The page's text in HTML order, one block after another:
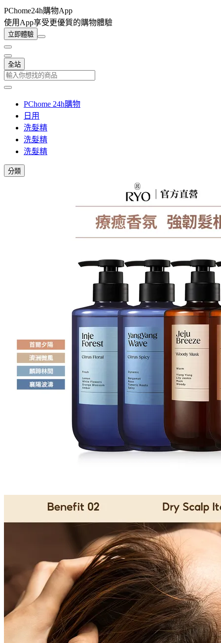
PChome24h購物App
使用App享受更優質的購物體驗
立即體驗
全站
PChome 24h購物
日用
洗髮精
洗髮精
洗髮精
分類